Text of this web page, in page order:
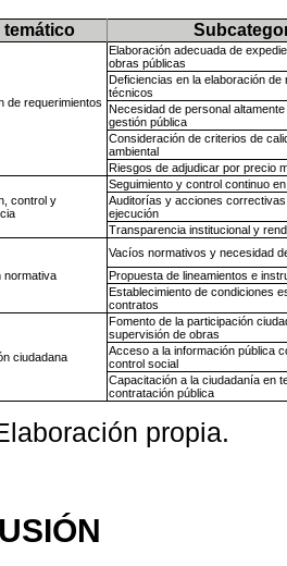
temático
de requerimientos
Elaboración adecuada de
obras públicas
Deficiencias en la elaboración de
técnicos
Necesidad de personal
gestión pública
Consideración de criterios de
ambiental
Riesgos de adjudicar por precio
control y
Seguimiento y control continuo
Auditorías y acciones
ejecución
Transparencia institucional y
normativa
Vacíos normativos y necesidad
Propuesta de lineamientos e
Establecimiento de condiciones
contratos
ciudadana
Fomento de la participación
supervisión de obras
Acceso a la información pública
control social
Capacitación a la ciudadanía en
contratación pública
propia.